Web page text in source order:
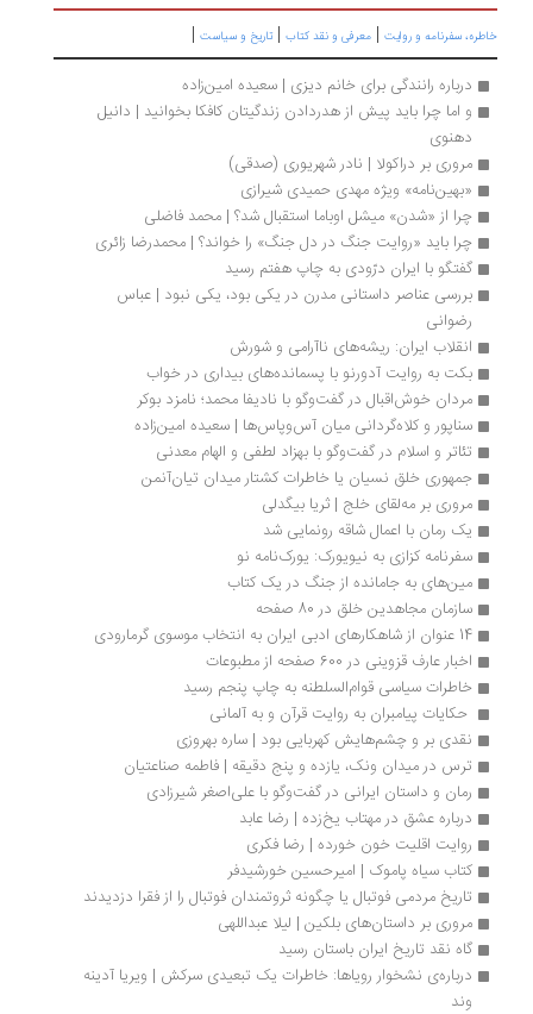
سفرنامه‌ و روایت|معرفی و نقد کتاب|تاریخ و سیاست|
درباره رانندگی برای خانم دیزی | سعیده امین‌زاده
و اما چرا باید پیش از هدردادن زندگیتان کافکا بخوانید | دانیل
مروری بر دراکولا | نادر شهریوری (صدقی)
«بهین‌نامه» ویژه مهدی حمیدی شیرازی
چرا از «شدن» میشل اوباما استقبال شد؟ | محمد فاضلی
چرا باید «روایت جنگ در دل جنگ» را خواند؟ | محمدرضا زائری
گفتگو با ایران درّودی به چاپ هفتم رسید
بررسی عناصر داستانی مدرن در یکی بود، یکی نبود | عباس
رضوانی
انقلاب ایران: ریشه‌های ناآرامی و شورش
بکت به روایت آدورنو با پسمانده‌های بیداری در خواب
مردان خوش‌‌اقبال در گفت‌وگو با نادیفا محمد؛ نامزد بوکر
سناپور و کلاه‌گردانی میان آس‌وپاس‌ها | سعیده امین‌زاده
تئاتر و اسلام در گفت‌وگو با بهزاد لطفی و الهام معدنی
جمهوری خلق نسیان یا خاطرات کشتار میدان تیان‌آنمن
مروری بر مه‌لقای خلج | ثریا بیگدلی
یک رمان با اعمال شاقه رونمایی شد
سفرنامه کزازی به نیویورک: یورک‌نامه نو
مین‌های به جامانده از جنگ در یک کتاب
سازمان مجاهدین خلق در 80 صفحه
اخبار عارف قزوینی در 600 صفحه از مطبوعات
خاطرات سیاسی قوام‌السلطنه به چاپ پنجم رسید
حکایات پیامبران به روایت قرآن و به آلمانی
نقدی بر و چشم‌هایش کهربایی بود | ساره بهروزی
ترس در میدان ونک، یازده و پنج دقیقه | فاطمه صناعتیان
رمان و داستان ایرانی در گفت‌وگو با علی‌اصغر شیرزادی
درباره عشق در مهتاب یخ‌زده | رضا عابد
روایت اقلیت خون خورده | رضا فکری
کتاب سیاه پاموک | امیرحسین خورشیدفر
تاریخ مردمی فوتبال یا چگونه ثروتمندان فوتبال را از فقرا دزدیدند
مروری بر داستان‌های بلکین | لیلا عبداللهی
گاه نقد تاریخ ایران باستان رسید
درباره‏‌ی نشخوار رویاها: خاطرات یک تبعیدی سرکش | ویریا آدینه